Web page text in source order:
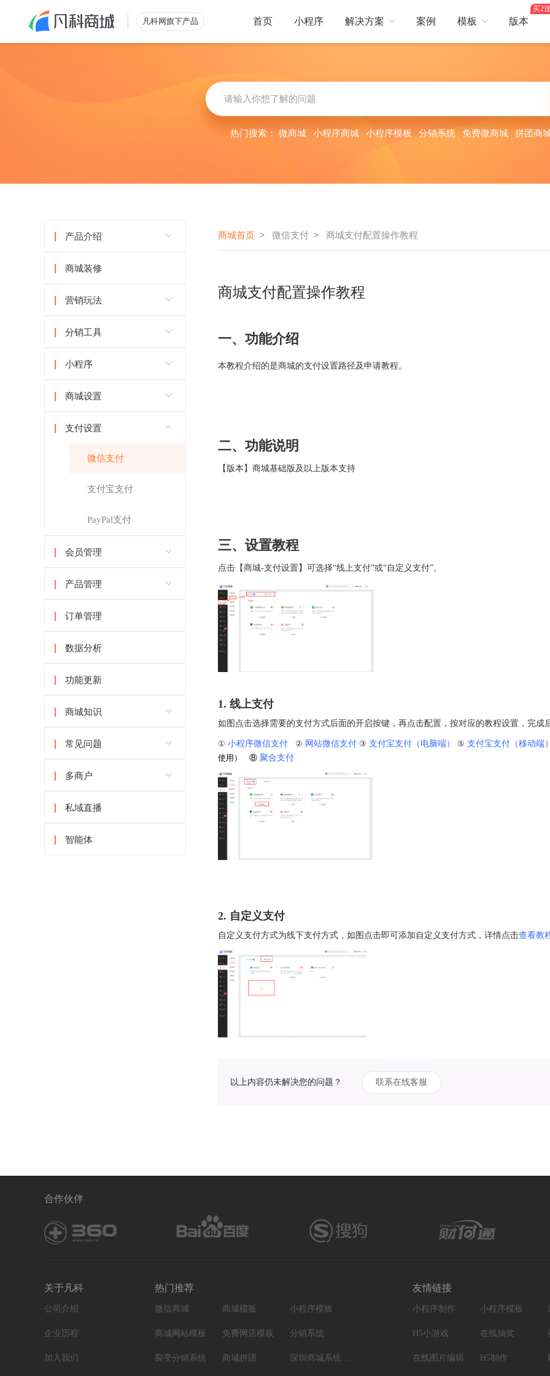
凡科网旗下产品 首页 小程序 解决方案
外卖
案例 模板
综合电商 服装鞋帽
日用百货
美容护肤
医药保健
版本
买2
热门搜索： 微商城 小程序商城 小程序模板 分销系统 免费微商城 拼团商
产品介绍
商城装修
营销玩法
分销工具
小程序
商城设置
支付设置
微信支付
支付宝支付
PayPal支付
会员管理
产品管理
订单管理
数据分析
功能更新
商城知识
常见问题
多商户
私域直播
智能体
商城首页 >微信支付 >商城支付配置操作教程
商城支付配置操作教程
一、功能介绍
本教程介绍的是商城的支付设置路径及申请教程。
二、功能说明
【版本】商城基础版及以上版本支持
三、设置教程
点击【商城-支付设置】可选择“线上支付”或“自定义支付”。
1. 线上支付
如图点击选择需要的支付方式后面的开启按键，再点击配置，按对应的教程设置，完成
①小程序微信支付 ② 网站微信支付 ③支付宝支付（电脑端）‍ ⑤支付宝支付（移动端
使用） ⑧聚合支付
2. 自定义支付
自定义支付方式为线下支付方式，如图点击即可添加自定义支付方式，详情点击查看教
以上内容仍未解决您的问题？ 联系在线客服
合作伙伴
关于凡科
公司介绍
企业历程
加入我们
热门推荐
微信商城 商城模板 小程序模板
商城网站模板 免费网店模板 分销系统
裂变分销系统 商城拼团 深圳商城系统开发
友情链接
小程序制作 小程序模板
H5小游戏 在线抽奖
在线图片编辑 H5制作